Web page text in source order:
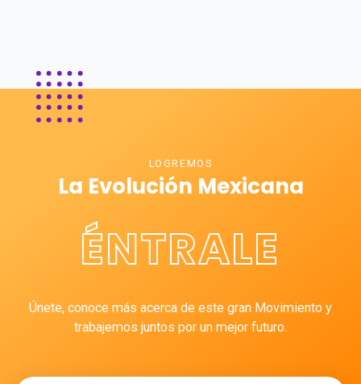
LOGREMOS
La Evolución Mexicana
ÉNTRALE
Únete, conoce más acerca de este gran Movimiento y
trabajemos juntos por un mejor futuro.